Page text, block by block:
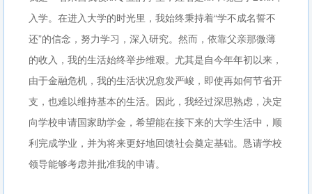
入学。在进入大学的时光里，我始终秉持着“学不成名誓不
还”的信念，努力学习，深入研究。然而，依靠父亲那微薄
的收入，我的生活始终举步维艰。尤其是自今年年初以来，
由于金融危机，我的生活状况愈发严峻，即使再如何节省开
支，也难以维持基本的生活。因此，我经过深思熟虑，决定
向学校申请国家助学金，希望能在接下来的大学生活中，顺
利完成学业，并为将来更好地回馈社会奠定基础。恳请学校
领导能够考虑并批准我的申请。